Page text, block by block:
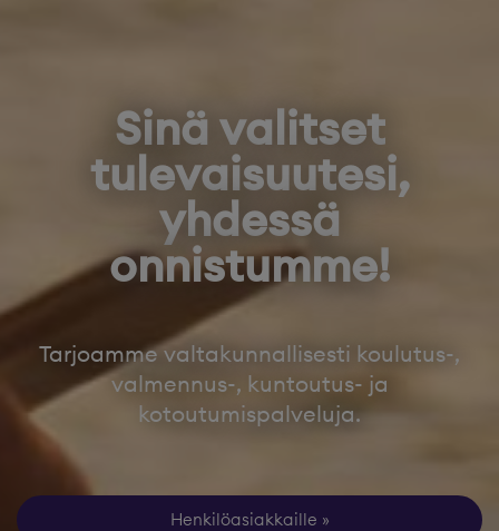
Sinä valitset
tulevaisuutesi,
yhdessä
onnistumme!
Tarjoamme valtakunnallisesti koulutus-,
valmennus-, kuntoutus- ja
kotoutumispalveluja.
Henkilöasiakkaille